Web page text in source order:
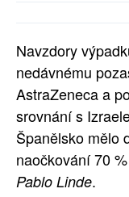
Navzdory
nedávnému
AstraZeneca a
srovnání s
Španělsko mělo
naočkování 70
Pablo Linde.